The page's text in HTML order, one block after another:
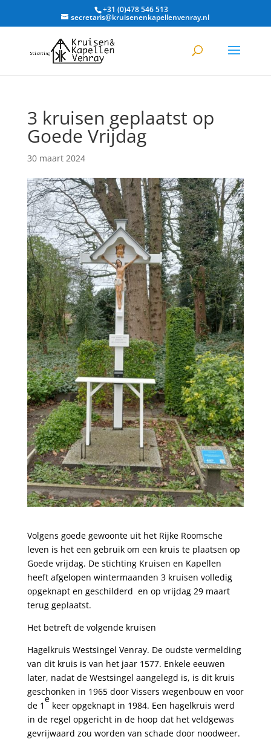
+31 (0)478 546 513
secretaris@kruisenenkapellenvenray.nl
3 kruisen geplaatst op
Goede Vrijdag
30 maart 2024
Volgens goede gewoonte uit het Rijke Roomsche
leven is het een gebruik om een kruis te plaatsen op
Goede vrijdag. De stichting Kruisen en Kapellen
heeft afgelopen wintermaanden 3 kruisen volledig
opgeknapt en geschilderd en op vrijdag 29 maart
terug geplaatst.
Het betreft de volgende kruisen
Hagelkruis Westsingel Venray. De oudste vermelding
van dit kruis is van het jaar 1577. Enkele eeuwen
later, nadat de Westsingel aangelegd is, is dit kruis
geschonken in 1965 door Vissers wegenbouw en voor
de 1
e
keer opgeknapt in 1984. Een hagelkruis werd
in de regel opgericht in de hoop dat het veldgewas
gevrijwaard zou worden van schade door noodweer.